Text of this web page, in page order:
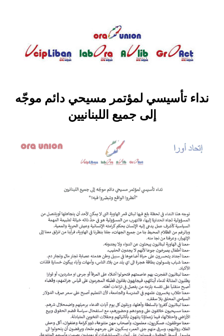
نداء تأسيسي لمؤتمر مسيحي دائم موجّه
إلى جميع اللبنانيين